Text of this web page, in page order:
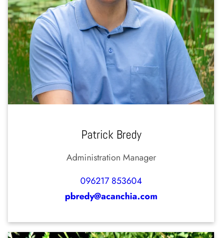
Patrick Bredy
Administration Manager
096217 853604
pbredy@acanchia.com